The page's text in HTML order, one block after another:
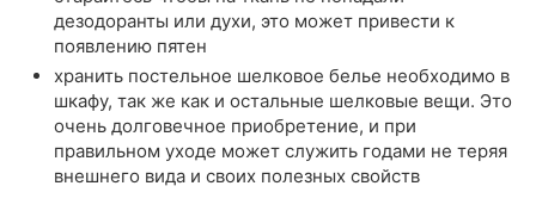
дезодоранты или духи, это может привести к
появлению пятен
хранить постельное шелковое белье необходимо в
шкафу, так же как и остальные шелковые вещи. Это
очень долговечное приобретение, и при
правильном уходе может служить годами не теряя
внешнего вида и своих полезных свойств